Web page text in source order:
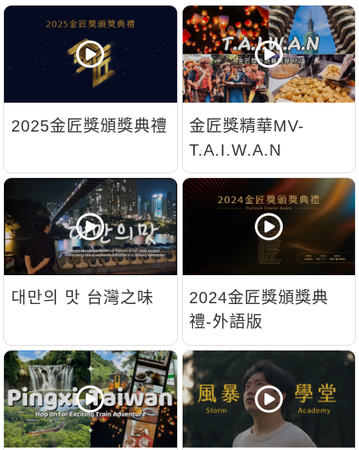
2025金匠獎頒獎典禮
金匠獎精華MV-
T.A.I.W.A.N
대만의 맛 台灣之味
2024金匠獎頒獎典
禮-外語版